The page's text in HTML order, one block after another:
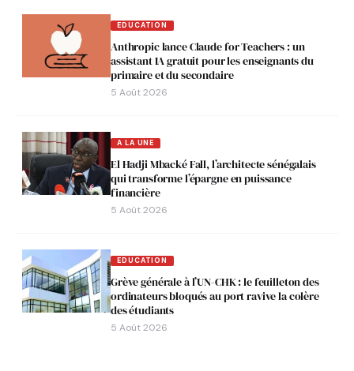
EDUCATION
Anthropic lance Claude for Teachers : un
assistant IA gratuit pour les enseignants du
primaire et du secondaire
5 Août 2026
A LA UNE
El Hadji Mbacké Fall, l’architecte sénégalais
qui transforme l’épargne en puissance
financière
5 Août 2026
EDUCATION
Grève générale à l’UN-CHK : le feuilleton des
ordinateurs bloqués au port ravive la colère
des étudiants
5 Août 2026